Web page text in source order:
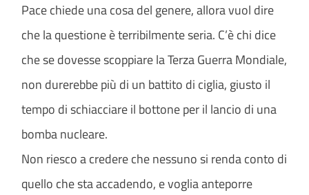
Pace chiede una cosa del genere, allora vuol dire
che la questione è terribilmente seria. C’è chi dice
che se dovesse scoppiare la Terza Guerra Mondiale,
non durerebbe più di un battito di ciglia, giusto il
tempo di schiacciare il bottone per il lancio di una
bomba nucleare.
Non riesco a credere che nessuno si renda conto di
quello che sta accadendo, e voglia anteporre